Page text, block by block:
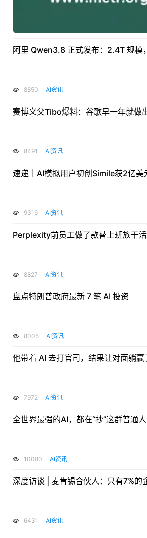
阿里 Qwen3.8 正式发布：2.4T 规
8850 AI资讯
赛博义父Tibo爆料：谷歌早一年就做
8491 AI资讯
速递｜AI模拟用户初创Simile获2亿
9316 AI资讯
Perplexity前员工做了款替上班族干
8827 AI资讯
盘点特朗普政府最新 7 笔 AI 投资
8005 AI资讯
他带着 AI 去打官司，结果让对面躺赢
7972 AI资讯
全世界最强的AI，都在“抄”这群普通
10080 AI资讯
深度访谈 | 麦肯锡合伙人：只有7%
6431 AI资讯